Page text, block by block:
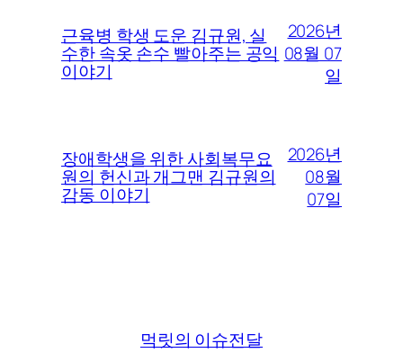
근육병 학생 도운 김규원, 실
수한 속옷 손수 빨아주는 공익
이야기
2026년
08월 07
일
장애학생을 위한 사회복무요
원의 헌신과 개그맨 김규원의
감동 이야기
2026년
08월
07일
먹릿의 이슈전달